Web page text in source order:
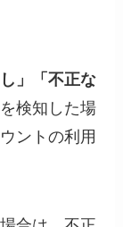
」「不正な
検知した場
ントの利用